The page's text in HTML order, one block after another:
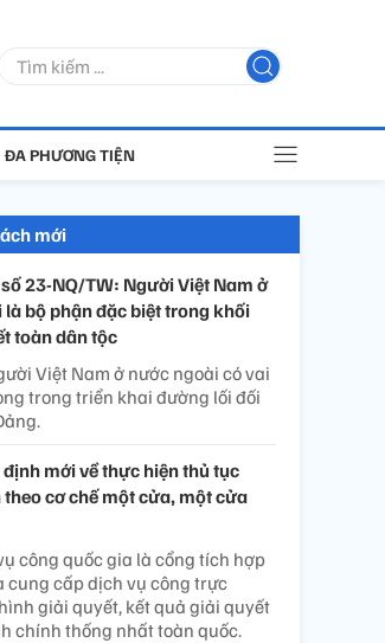
ĐA PHƯƠNG TIỆN
mới
23-NQ/TW: Người Việt Nam ở
là bộ phận đặc biệt trong khối
toàn dân tộc
Việt Nam ở nước ngoài có vai
trong triển khai đường lối đối
mới về thực hiện thủ tục
cơ chế một cửa, một cửa
công quốc gia là cổng tích hợp
cung cấp dịch vụ công trực
giải quyết, kết quả giải quyết
chính thống nhất toàn quốc.